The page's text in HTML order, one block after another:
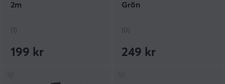
2m
(1)
199 kr
Grön
(0)
249 kr